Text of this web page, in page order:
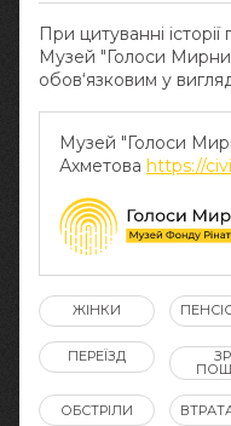
При цитуванні
Музей "Голоси
обов‘язковим у
Музей "Голоси
Ахметова https://
ЖІНКИ
ПЕРЕЇЗД
ОБСТРІЛИ